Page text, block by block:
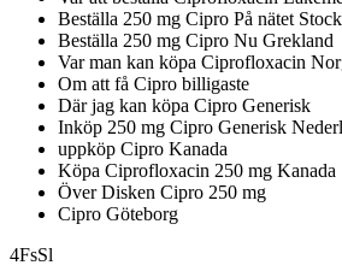
Beställa 250 mg Cipro På nätet
Beställa 250 mg Cipro Nu Grekland
Var man kan köpa Ciprofloxacin
Om att få Cipro billigaste
Där jag kan köpa Cipro Generisk
Inköp 250 mg Cipro Generisk
uppköp Cipro Kanada
Köpa Ciprofloxacin 250 mg Kanada
Över Disken Cipro 250 mg
Cipro Göteborg
4FsSl